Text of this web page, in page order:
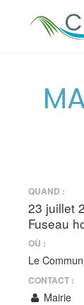
QUAND :
23 juillet
Fuseau
OÙ :
Le
CONTACT :
Mairie